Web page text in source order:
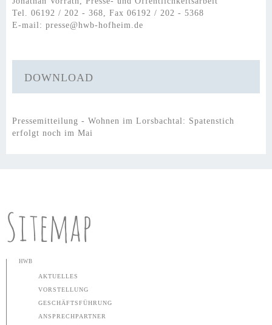
Tel. 06192 / 202 - 368, Fax 06192 / 202 - 5368
E-mail: presse@hwb-hofheim.de
DOWNLOAD
Pressemitteilung - Wohnen im Lorsbachtal: Spatenstich
erfolgt noch im Mai
Sitemap
HWB
AKTUELLES
VORSTELLUNG
GESCHÄFTSFÜHRUNG
ANSPRECHPARTNER